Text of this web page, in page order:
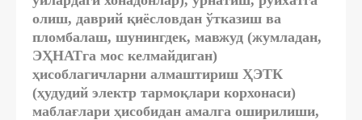
олиш, даврий қиёсловдан ўтказиш ва
пломбалаш, шунингдек, мавжуд (жумладан,
ЭҲНАТга мос келмайдиган)
ҳисоблагичларни алмаштириш ҲЭТК
(ҳудудий электр тармоқлари корхонаси)
маблағлари ҳисобидан амалга оширилиши,